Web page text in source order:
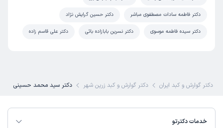
دکتر فاطمه سادات مصطفوی مباشر دکتر حسین گرایش نژاد
دکتر سیده فاطمه موسوی دکتر نسرین بابازاده بائی دکتر علی قاسم زاده
دکتر گوارش و کبد ایران دکتر گوارش و کبد زرین شهر دکتر سید محمد حسینی
خدمات دکترتو